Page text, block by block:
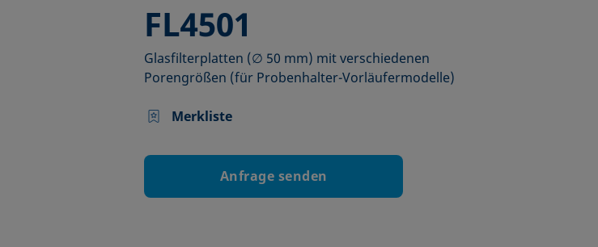
FL4501
–
Glasfilterplatten (∅ 50 mm) mit verschiedenen
Porengrößen (für Probenhalter-Vorläufermodelle)
Merkliste
Anfrage senden